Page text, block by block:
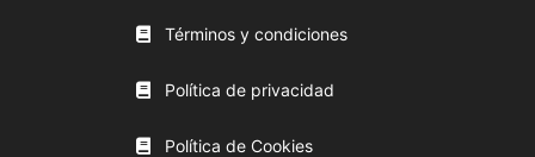
Términos y condiciones
Política de privacidad
Política de Cookies